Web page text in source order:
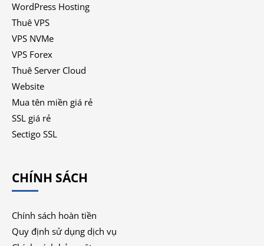
WordPress Hosting
Thuê VPS
VPS NVMe
VPS Forex
Thuê Server Cloud
Website
Mua tên miền giá rẻ
SSL giá rẻ
Sectigo SSL
CHÍNH SÁCH
Chính sách hoàn tiền
Quy định sử dụng dịch vụ